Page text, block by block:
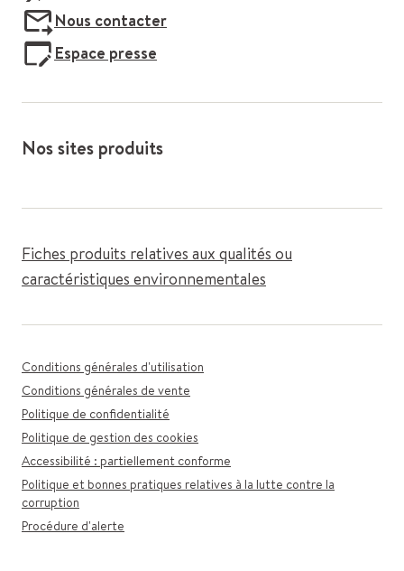
Nous contacter
Espace presse
Nos sites produits
Fiches produits relatives aux qualités ou
caractéristiques environnementales
Conditions générales d'utilisation
Conditions générales de vente
Politique de confidentialité
Politique de gestion des cookies
Accessibilité : partiellement conforme
Politique et bonnes pratiques relatives à la lutte contre la
corruption
Procédure d'alerte